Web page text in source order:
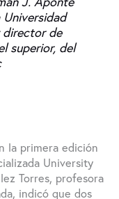
director de
superior, del
la primera edición
University
Torres, profesora
indicó que dos